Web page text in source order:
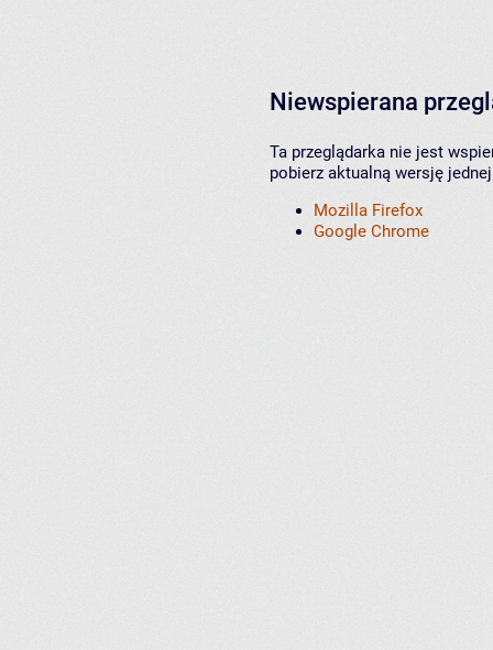
Niewspierana
Ta przeglądarka nie jest
pobierz aktualną wersję
Mozilla Firefox
Google Chrome